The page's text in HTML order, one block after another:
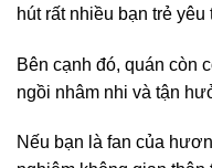
hút rất nhiều bạn trẻ
Bên cạnh đó, quán còn
ngồi nhâm nhi và tận
Nếu bạn là fan của